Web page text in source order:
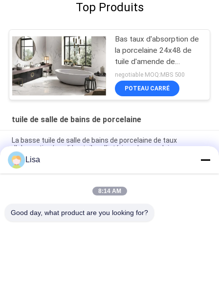
Top Produits
Bas taux d'absorption de
la porcelaine 24x48 de
tuile d'amende de
perméabilité à l'air
renouvelable
negotiable MOQ:MBS 500
POTEAU CARRÉ
tuile de salle de bains de porcelaine
La basse tuile de salle de bains de porcelaine de taux
d'absorption/a poli les tuiles d'intérieur de porcelaine
Taille beige rustique de la couleur 400*800 millimètre de
carreau de céramique de conception de marbre de mode
Certification élevée de luxe de la dureté 3C de carrelage de
Lisa
8:14 AM
Good day, what product are you looking for?